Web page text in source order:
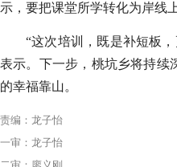
示，要把课堂所学转化为岸线
“这次培训，既是补短板
表示。下一步，桃坑乡将持续
的幸福靠山。
责编：龙子怡
一审：龙子怡